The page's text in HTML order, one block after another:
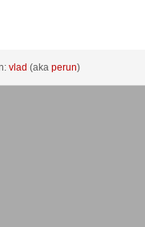
vlad (aka perun)